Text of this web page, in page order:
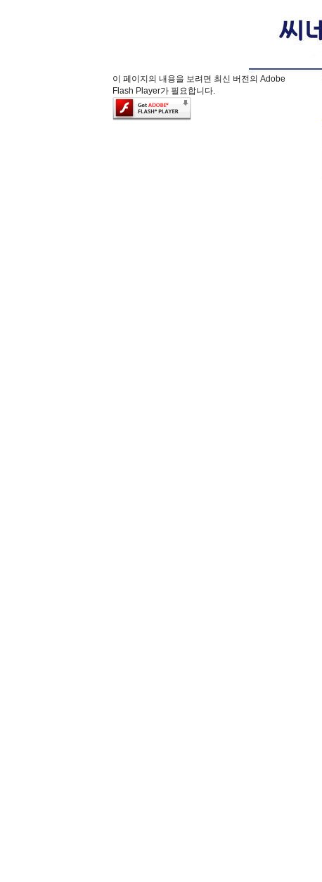
이 페이지의 내용을 보려면 최신 버전의 Adobe
Flash Player가 필요합니다.